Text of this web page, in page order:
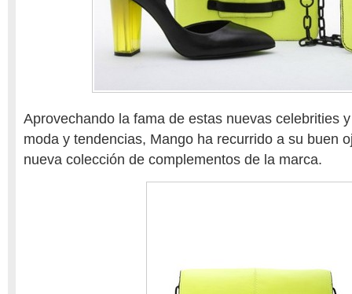
Aprovechando la fama de estas nuevas celebrities
moda y tendencias, Mango ha recurrido a su buen
nueva colección de complementos de la marca.